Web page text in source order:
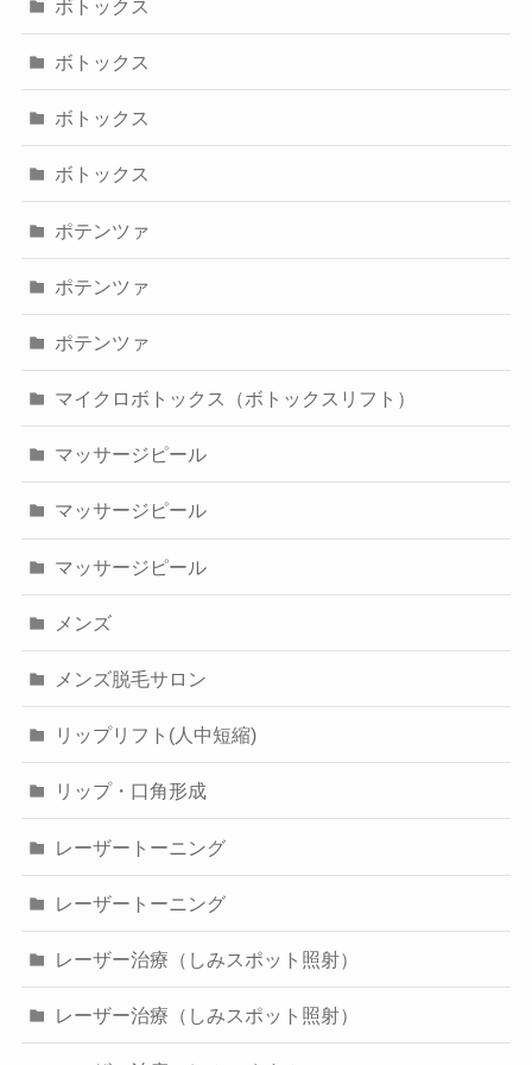
ボトックス
ボトックス
ボトックス
ボトックス
ポテンツァ
ポテンツァ
ポテンツァ
マイクロボトックス（ボトックスリフト）
マッサージピール
マッサージピール
マッサージピール
メンズ
メンズ脱毛サロン
リップリフト(人中短縮)
リップ・口角形成
レーザートーニング
レーザートーニング
レーザー治療（しみスポット照射）
レーザー治療（しみスポット照射）